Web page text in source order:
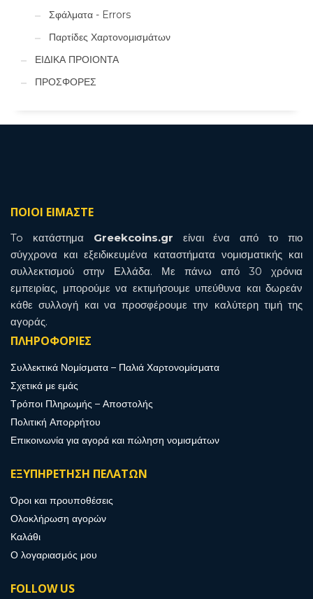
Σφάλματα - Errors
Παρτίδες Χαρτονομισμάτων
ΕΙΔΙΚΑ ΠΡΟΙΟΝΤΑ
ΠΡΟΣΦΟΡΕΣ
ΠΟΙΟΙ ΕΙΜΑΣΤΕ
To κατάστημα Greekcoins.gr είναι ένα από το πιο
σύγχρονα και εξειδικευμένα καταστήματα νομισματικής και
συλλεκτισμού στην Ελλάδα. Με πάνω από 30 χρόνια
εμπειρίας, μπορούμε να εκτιμήσουμε υπεύθυνα και δωρεάν
κάθε συλλογή και να προσφέρουμε την καλύτερη τιμή της
αγοράς.
ΠΛΗΡΟΦΟΡΙΕΣ
Συλλεκτικά Νομίσματα – Παλιά Χαρτονομίσματα
Σχετικά με εμάς
Τρόποι Πληρωμής – Αποστολής
Πολιτική Απορρήτου
Επικοινωνία για αγορά και πώληση νομισμάτων
ΕΞΥΠΗΡΕΤΗΣΗ ΠΕΛΑΤΩΝ
Όροι και προυποθέσεις
Ολοκλήρωση αγορών
Καλάθι
Ο λογαριασμός μου
FOLLOW US